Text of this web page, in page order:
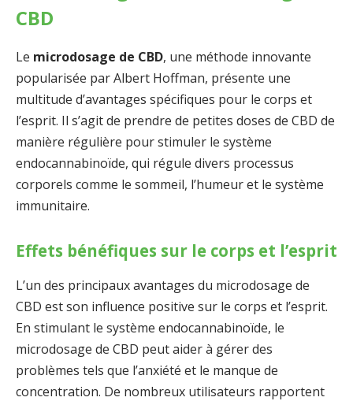
CBD
Le microdosage de CBD, une méthode innovante
popularisée par Albert Hoffman, présente une
multitude d’avantages spécifiques pour le corps et
l’esprit. Il s’agit de prendre de petites doses de CBD de
manière régulière pour stimuler le système
endocannabinoïde, qui régule divers processus
corporels comme le sommeil, l’humeur et le système
immunitaire.
Effets bénéfiques sur le corps et l’esprit
L’un des principaux avantages du microdosage de
CBD est son influence positive sur le corps et l’esprit.
En stimulant le système endocannabinoïde, le
microdosage de CBD peut aider à gérer des
problèmes tels que l’anxiété et le manque de
concentration. De nombreux utilisateurs rapportent